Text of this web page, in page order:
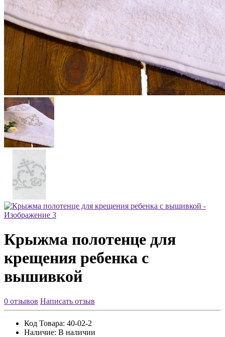
Крыжма полотенце для
крещения ребенка с
вышивкой
0 отзывов Написать отзыв
Код Товара: 40-02-2
Наличие: В наличии